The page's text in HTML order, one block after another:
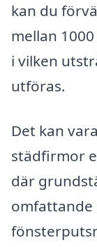
kan du
mellan
i vilken
utföras.
Det kan
städfirmor
där
omfattande